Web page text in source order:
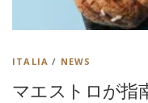
ITALIA / NEWS
マエストロが指